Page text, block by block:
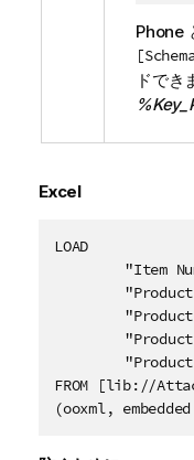
Phone
ドでき
Excel
LOAD
FROM [lib://
(ooxml,